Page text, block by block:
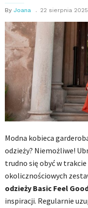
By Joana 22 sierpnia 2025
Modna kobieca
odzieży? Niemożliwe!
trudno się obyć w
okolicznościowych
odzieży Basic Feel
inspiracji. Regularnie